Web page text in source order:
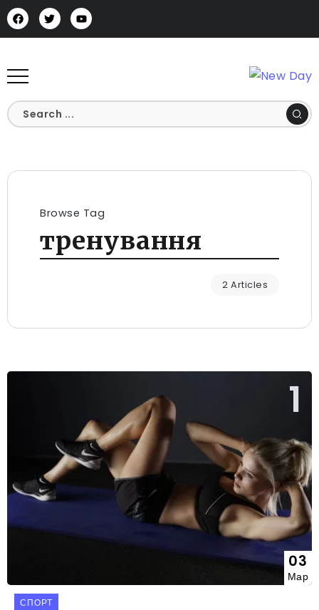
Browse Tag
тренування
2 Articles
03
Мар
СПОРТ